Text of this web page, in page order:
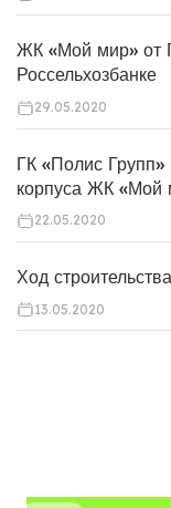
ЖК «Мой мир» от
Россельхозбанке
29.05.2020
ГК «Полис Групп»
корпуса ЖК «Мой
22.05.2020
Ход
13.05.2020